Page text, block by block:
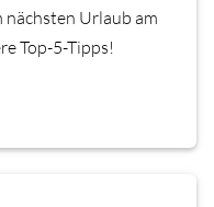
nächsten Urlaub am
Top-5-Tipps!